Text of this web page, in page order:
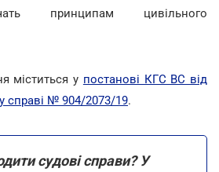
принципам цивільного
міститься у постанові КГС ВС від
справі № 904/2073/19.
судові справи? У